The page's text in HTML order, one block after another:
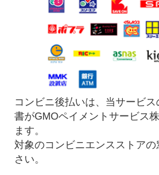
コンビニ後払いは、当サービ
書がGMOペイメントサービス
ます。
対象のコンビニエンスストア
さい。